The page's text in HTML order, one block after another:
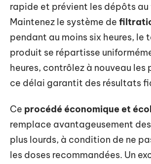
rapide et prévient les dépôts au
Maintenez le système de
pendant au moins six heures, le
produit se répartisse
heures, contrôlez à nouveau les
ce délai garantit des résultats
Ce procédé économique et
remplace avantageusement
plus lourds, à condition de ne
les doses recommandées. Un